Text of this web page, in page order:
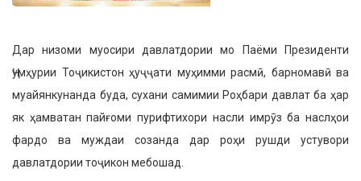
Дар низоми муосири давлатдо­рии мо Паёми Президенти
Ҷумҳурии Тоҷикистон ҳуҷҷати муҳимми расмӣ, барномавӣ ва
муайянкунанда буда, сухани самимии Роҳбари давлат ба ҳар
як ҳамватан пайғоми пурифтихори насли имрӯз ба наслҳои
фардо ва му­ждаи созанда дар роҳи рушди устувори
давлатдории тоҷикон мебошад.